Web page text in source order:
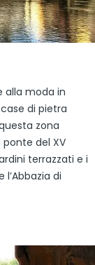
alla moda in
di pietra
zona
del XV
terrazzati e i
di